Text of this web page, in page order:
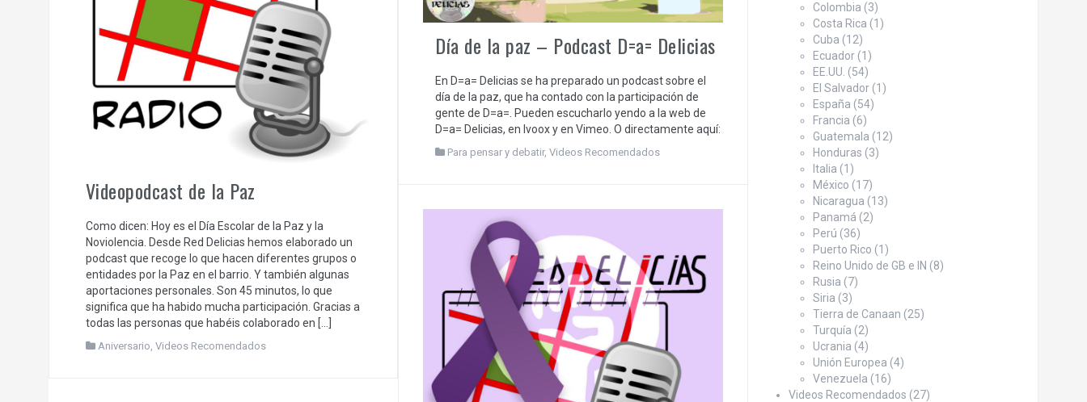
Día de la paz – Podcast D=a= Delicias
En D=a= Delicias se ha preparado un podcast sobre el
día de la paz, que ha contado con la participación de
gente de D=a=. Pueden escucharlo yendo a la web de
D=a= Delicias, en Ivoox y en Vimeo. O directamente aquí:
Para pensar y debatir, Videos Recomendados
Videopodcast de la Paz
Como dicen: Hoy es el Día Escolar de la Paz y la
Noviolencia. Desde Red Delicias hemos elaborado un
podcast que recoge lo que hacen diferentes grupos o
entidades por la Paz en el barrio. Y también algunas
aportaciones personales. Son 45 minutos, lo que
significa que ha habido mucha participación. Gracias a
todas las personas que habéis colaborado en […]
Aniversario Videos Recomendados
Colombia (3)
Costa Rica (1)
Cuba (12)
Ecuador(1)
EE.UU. (54)
El Salvador(1)
España (54)
Francia (6)
Guatemala (12)
Honduras (3)
Italia (1)
México (17)
Nicaragua (13)
Panamá (2)
Perú (36)
Puerto Rico (1)
Reino Unido de GB e IN (8)
Rusia (7)
Siria (3)
Tierra de Canaan (25)
Turquía (2)
Ucrania (4)
Unión Europea (4)
Venezuela (16)
Videos Recomendados (27)